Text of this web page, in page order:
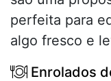
perfeita para
algo fresco e
Enrolados